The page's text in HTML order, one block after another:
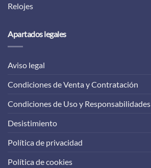
Relojes
Apartados legales
Aviso legal
Condiciones de Venta y Contratación
Condiciones de Uso y Responsabilidades
Desistimiento
Política de privacidad
Política de cookies